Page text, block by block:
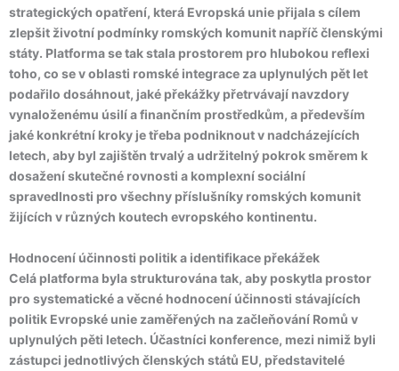
strategických opatření, která Evropská unie přijala s cílem
zlepšit životní podmínky romských komunit napříč členskými
státy. Platforma se tak stala prostorem pro hlubokou reflexi
toho, co se v oblasti romské integrace za uplynulých pět let
podařilo dosáhnout, jaké překážky přetrvávají navzdory
vynaloženému úsilí a finančním prostředkům, a především
jaké konkrétní kroky je třeba podniknout v nadcházejících
letech, aby byl zajištěn trvalý a udržitelný pokrok směrem k
dosažení skutečné rovnosti a komplexní sociální
spravedlnosti pro všechny příslušníky romských komunit
žijících v různých koutech evropského kontinentu.
Hodnocení účinnosti politik a identifikace překážek
Celá platforma byla strukturována tak, aby poskytla prostor
pro systematické a věcné hodnocení účinnosti stávajících
politik Evropské unie zaměřených na začleňování Romů v
uplynulých pěti letech. Účastníci konference, mezi nimiž byli
zástupci jednotlivých členských států EU, představitelé